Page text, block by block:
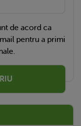
de acord ca
pentru a primi